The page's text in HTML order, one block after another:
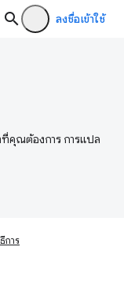
ลงชื่อเข้าใช้
ที่คุณต้องการ การแปล
การ